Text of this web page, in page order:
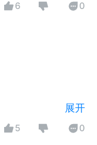
6 0
展开
5 0